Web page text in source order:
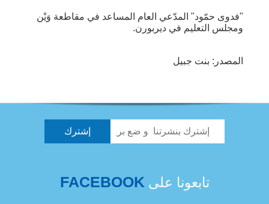
"فدوى حمّود" المدّعي العام المساعد في مقاطعة وَيْن
ومجلس التعليم في ديربورن.
المصدر: بنت جبيل
تابعونا على FACEBOOK